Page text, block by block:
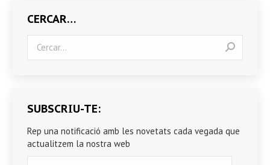
CERCAR…
SUBSCRIU-TE:
Rep una notificació amb les novetats cada vegada que
actualitzem la nostra web